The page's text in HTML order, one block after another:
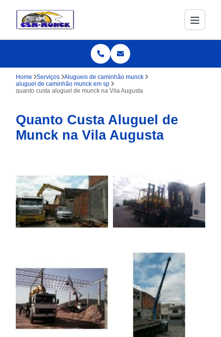
Home Serviços
Alugueis de caminhão munck
aluguel de caminhão munck em sp
quanto custa aluguel de munck na Vila Augusta
Quanto Custa Aluguel de
Munck na Vila Augusta